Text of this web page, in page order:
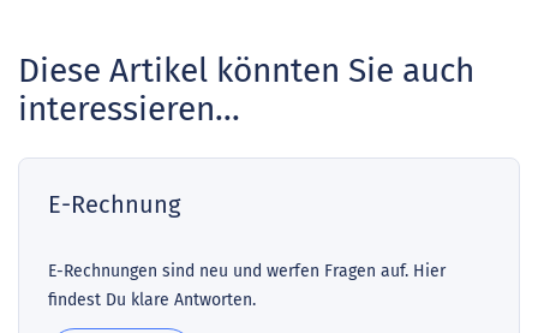
Diese Artikel könnten Sie auch
interessieren...
E-Rechnung
E-Rechnungen sind neu und werfen Fragen auf. Hier
findest Du klare Antworten.